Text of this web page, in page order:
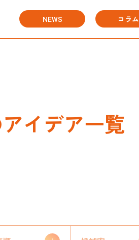
NEWS コラム
イデア一覧